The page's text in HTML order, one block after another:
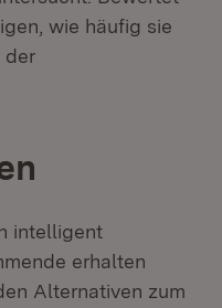
wie häufig sie
der
intelligent
erhalten
Alternativen zum